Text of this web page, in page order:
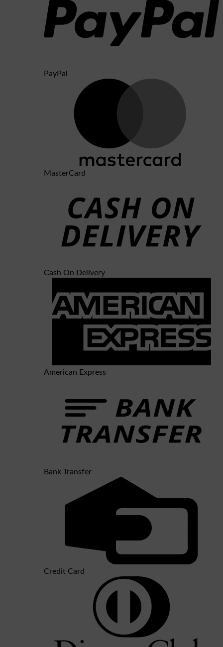
PayPal
MasterCard
Cash On Delivery
American Express
Bank Transfer
Credit Card